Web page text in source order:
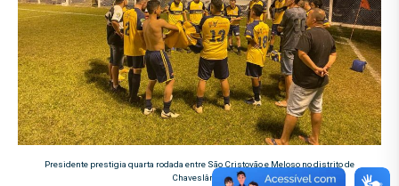
Presidente prestigia quarta rodada entre São Cristovão e Meloso no distrito de
Chaveslândia